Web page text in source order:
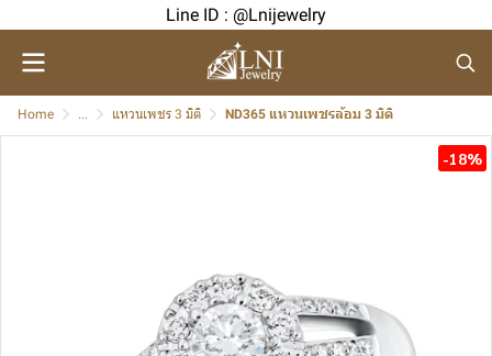
Line ID : @Lnijewelry
Home ... แหวนเพชร 3 มิติ ND365 แหวนเพชรล้อม 3 มิติ
-18%